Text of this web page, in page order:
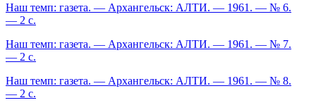
Наш темп: газета. — Архангельск: АЛТИ. — 1961. — № 6.
— 2 с.
Наш темп: газета. — Архангельск: АЛТИ. — 1961. — № 7.
— 2 с.
Наш темп: газета. — Архангельск: АЛТИ. — 1961. — № 8.
— 2 с.